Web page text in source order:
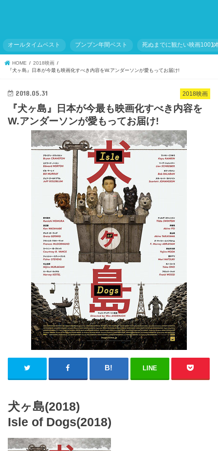
オールタイムベスト ブンブン年間ベスト 死ぬまでに観たい映画1001
HOME
2018映画
『犬ヶ島』日本が今最も映画化すべき内容をW.アンダーソンが愛もってお届け!
2018映画
2018.05.31
『犬ヶ島』日本が今最も映画化すべき内容を
W.アンダーソンが愛もってお届け!
LINE
犬ヶ島(2018)
Isle of Dogs(2018)